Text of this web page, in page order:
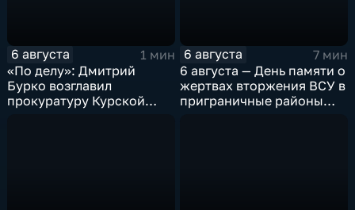
6 августа
1 мин
«По делу»: Дмитрий
Бурко возглавил
прокуратуру Курской
6 августа
7 мин
6 августа — День памяти о
жертвах вторжения ВСУ в
приграничные районы